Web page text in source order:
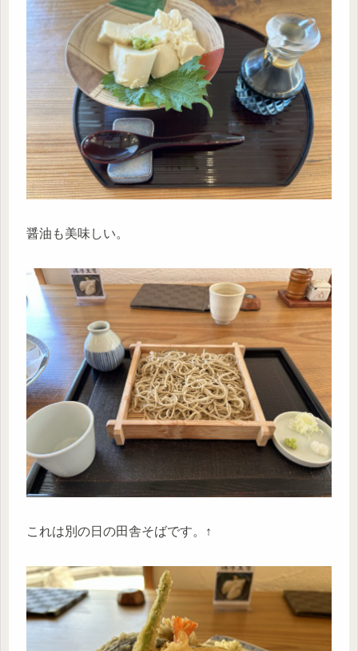
醤油も美味しい。
これは別の日の田舎そばです。↑